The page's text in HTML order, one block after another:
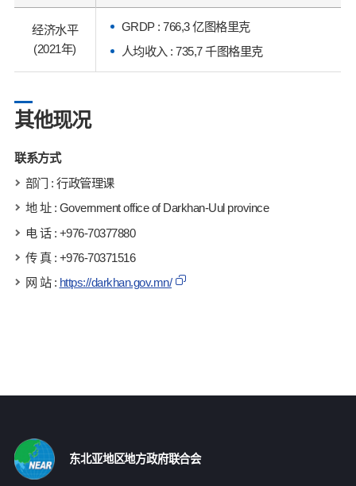
经济水平
(2021年)
GRDP : 766,3 亿图格里克
人均收入 : 735,7 千图格里克
其他现况
联系方式
部门 : 行政管理课
地 址 : Government office of Darkhan-Uul province
电 话 : +976-70377880
传 真 : +976-70371516
网 站 : https://darkhan.gov.mn/
东北亚地区地方政府联合会